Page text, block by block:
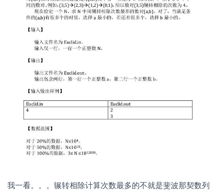
我一看。。。辗转相除计算次数最多的不就是斐波那契数列